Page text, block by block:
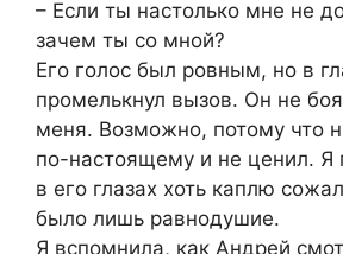
– Если ты настолько мне не
зачем ты со мной?
Его голос был ровным, но в
промелькнул вызов. Он не
меня. Возможно, потому что
по-настоящему и не ценил. Я
в его глазах хоть каплю
было лишь равнодушие.
Я вспомнила, как Андрей